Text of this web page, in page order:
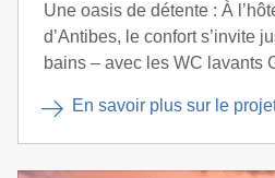
Une oasis de détente : À
d’Antibes, le confort s’invite
bains – avec les WC lavants
En savoir plus sur le